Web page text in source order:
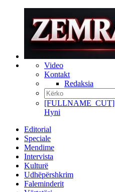
Video
Kontakt
Redaksia
[FULLNAME_CUT]
Hyni
Editorial
Speciale
Mendime
Intervista
Kulturë
Udhëpërshkrim
Faleminderit